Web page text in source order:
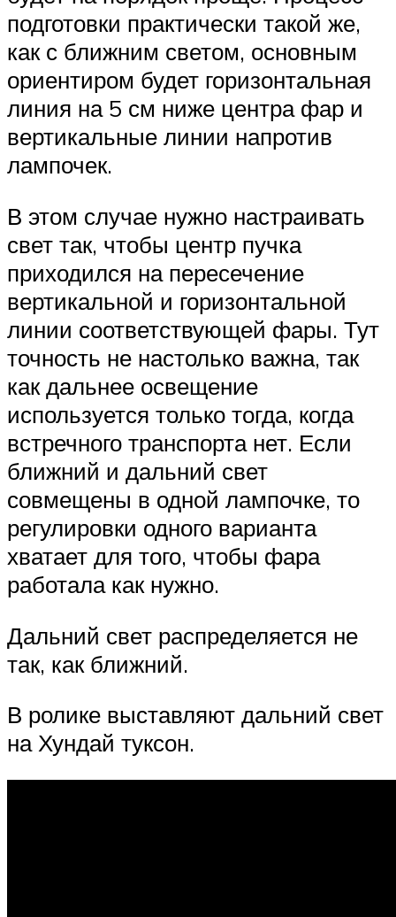
подготовки практически такой же,
как с ближним светом, основным
ориентиром будет горизонтальная
линия на 5 см ниже центра фар и
вертикальные линии напротив
лампочек.
В этом случае нужно настраивать
свет так, чтобы центр пучка
приходился на пересечение
вертикальной и горизонтальной
линии соответствующей фары. Тут
точность не настолько важна, так
как дальнее освещение
используется только тогда, когда
встречного транспорта нет. Если
ближний и дальний свет
совмещены в одной лампочке, то
регулировки одного варианта
хватает для того, чтобы фара
работала как нужно.
Дальний свет распределяется не
так, как ближний.
В ролике выставляют дальний свет
на Хундай туксон.